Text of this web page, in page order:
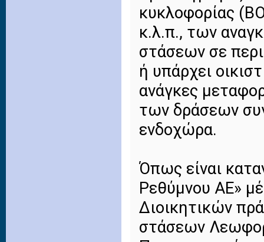
κυκλοφορίας
κ.λ.π., των
στάσεων σε
ή υπάρχει
ανάγκες
των δράσεων
ενδοχώρα.
Όπως είναι
Ρεθύμνου ΑΕ»
Διοικητικών
στάσεων